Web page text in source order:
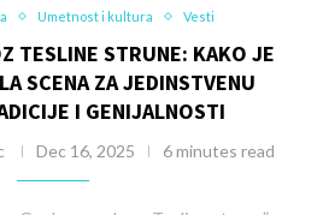
Umetnost i kultura Vesti
TESLINE STRUNE: KAKO JE
SCENA ZA JEDINSTVENU
I GENIJALNOSTI
Dec 16, 2025 6 minutes read